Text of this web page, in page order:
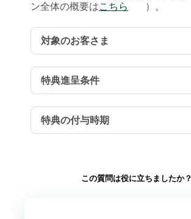
ン全体の概要はこちら ）。
対象のお客さま
特典進呈条件
特典の付与時期
この質問は役に立ちましたか？